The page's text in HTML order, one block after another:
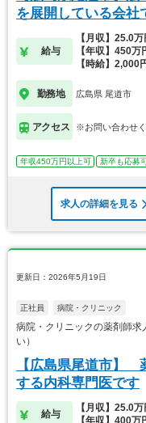
を展開している会社
給与
【月収】25.0万
【年収】450万
【時給】2,000
勤務地 広島県 尾道市
アクセス ※お問い合わせ
年収450万円以上可 新卒も応募
求人の詳細を見る
更新日：2026年5月19日
正社員 病院・クリニック
病院・クリニックの薬剤師
い）
【広島県尾道市】
する内科専門医です
給与
【月収】25.0